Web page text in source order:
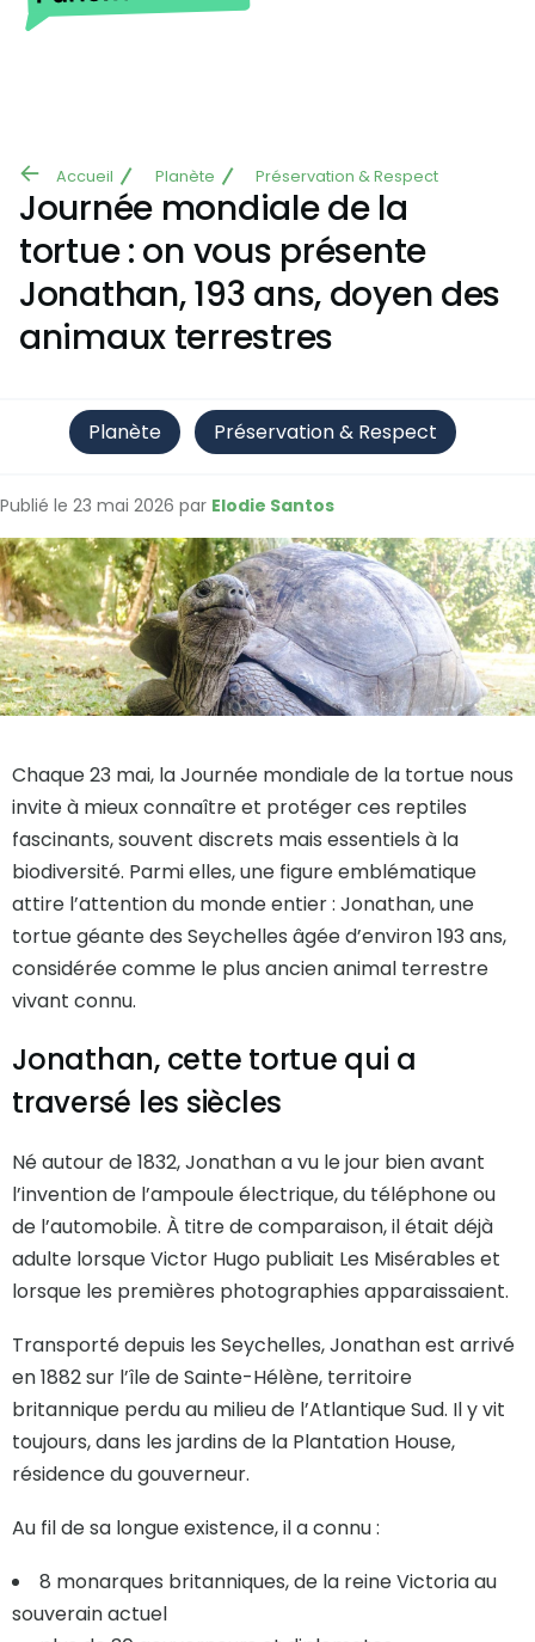
Aller au contenu principal
Fil
d'Ariane
Accueil Planète Préservation & Respect
Journée mondiale de la
tortue : on vous présente
Jonathan, 193 ans, doyen des
animaux terrestres
Planète Préservation & Respect
Publié le 23 mai 2026 par Elodie Santos
Chaque 23 mai, la Journée mondiale de la tortue nous
invite à mieux connaître et protéger ces reptiles
fascinants, souvent discrets mais essentiels à la
biodiversité. Parmi elles, une figure emblématique
attire l’attention du monde entier : Jonathan, une
tortue géante des Seychelles âgée d’environ 193 ans,
considérée comme le plus ancien animal terrestre
vivant connu.
Jonathan, cette tortue qui a
traversé les siècles
Né autour de 1832, Jonathan a vu le jour bien avant
l’invention de l’ampoule électrique, du téléphone ou
de l’automobile. À titre de comparaison, il était déjà
adulte lorsque Victor Hugo publiait Les Misérables et
lorsque les premières photographies apparaissaient.
Transporté depuis les Seychelles, Jonathan est arrivé
en 1882 sur l’île de Sainte-Hélène, territoire
britannique perdu au milieu de l’Atlantique Sud. Il y vit
toujours, dans les jardins de la Plantation House,
résidence du gouverneur.
Au fil de sa longue existence, il a connu :
8 monarques britanniques, de la reine Victoria au
souverain actuel